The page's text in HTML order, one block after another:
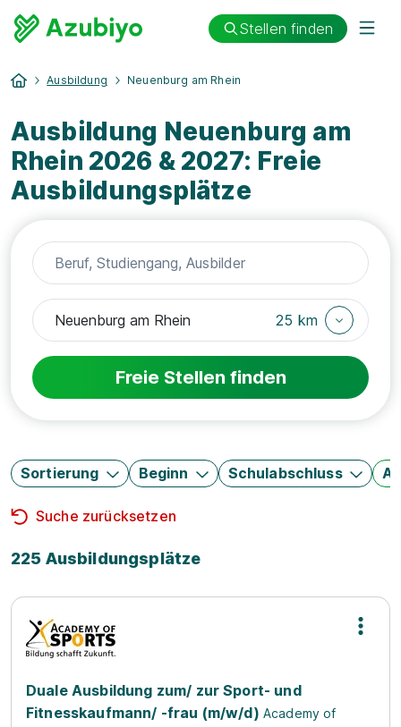
Stellen finden
Ausbildung Neuenburg am Rhein
Ausbildung Neuenburg am
Rhein 2026 & 2027: Freie
Ausbildungsplätze
25 km
Freie Stellen finden
Sortierung Beginn Schulabschluss
Suche zurücksetzen
225 Ausbildungsplätze
Duale Ausbildung zum/ zur Sport- und
Fitnesskaufmann/ -frau (m/w/d) Academy of